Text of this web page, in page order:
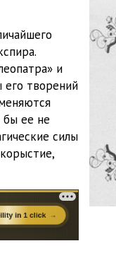
и
творений
бы ее не
силы